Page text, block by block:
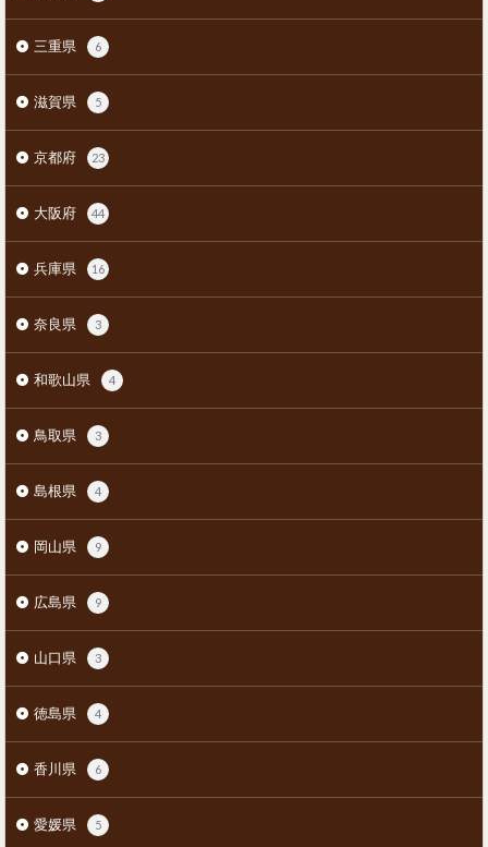
三重県 6
滋賀県 5
京都府 23
大阪府 44
兵庫県 16
奈良県 3
和歌山県 4
鳥取県 3
島根県 4
岡山県 9
広島県 9
山口県 3
徳島県 4
香川県 6
愛媛県 5